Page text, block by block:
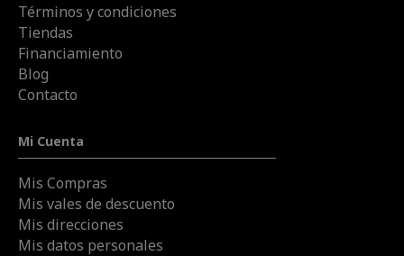
Términos y condiciones
Tiendas
Financiamiento
Blog
Contacto
Mi Cuenta
Mis Compras
Mis vales de descuento
Mis direcciones
Mis datos personales